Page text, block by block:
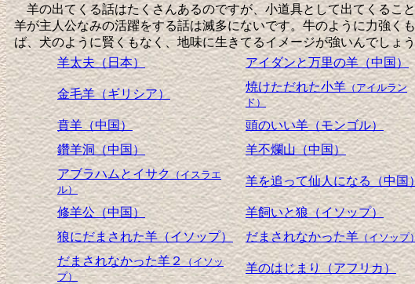
羊の出てくる話はたくさんあるのですが、小道具として出てくるこ
羊が主人公なみの活躍をする話は滅多にないです。牛のように力強く
ば、犬のように賢くもなく、地味に生きてるイメージが強いんでしょ
羊太夫（日本）
アイダンと万里の羊（中国）
金毛羊（ギリシア）
焼けただれた小羊（アイルラン
ド）
賁羊（中国）
頭のいい羊（モンゴル）
鑽羊洞（中国）
羊不爛山（中国）
アブラハムとイサク（イスラエ
ル）
羊を追って仙人になる（中国
修羊公（中国）
羊飼いと狼（イソップ）
狼にだまされた羊（イソップ）
だまされなかった羊 （イソップ
だまされなかった羊２（イソッ
プ）
羊のはじまり（アフリカ）